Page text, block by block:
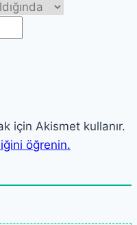
için Akismet kullanır.
öğrenin.